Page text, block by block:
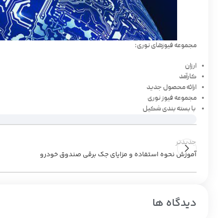
مجموعه فیوزهای نوری:
ارزان
کارآمد
ارائه محصول جدید
مجموعه فیوز نوری
با بسته بندی شکیل
جدیدتر
آموزش نحوه استفاده و مزایای جک برقی صندوق خودرو
دیدگاه ها